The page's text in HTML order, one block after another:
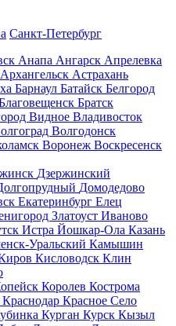
Санкт-Петербург
Анапа Ангарск Апрелевка
Архангельск Астрахань
Барнаул Батайск Белгород
Братск
Видное Владивосток
Волгодонск
Воронеж Воскресенск
Дзержинский
Домодедово
Екатеринбург Елец
Златоуст Иваново
Истра Йошкар-Ола Казань
Уральский Камышин
Кисловодск Клин
Королев Кострома
Краснодар Красное Село
Курган Курск Кызыл